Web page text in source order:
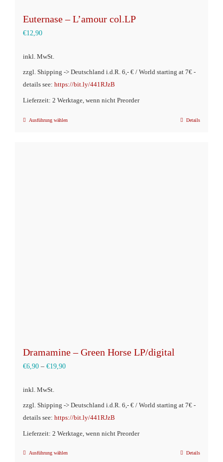
Euternase – L’amour col.LP
€12,90
inkl. MwSt.
zzgl. Shipping -> Deutschland i.d.R. 6,- € / World starting at 7€ -
details see: https://bit.ly/441RJzB
Lieferzeit: 2 Werktage, wenn nicht Preorder
Ausführung wählenDieses
Details
Dramamine – Green Horse LP/digital
€6,90 – €19,90
inkl. MwSt.
zzgl. Shipping -> Deutschland i.d.R. 6,- € / World starting at 7€ -
details see: https://bit.ly/441RJzB
Lieferzeit: 2 Werktage, wenn nicht Preorder
Ausführung wählenDieses Details